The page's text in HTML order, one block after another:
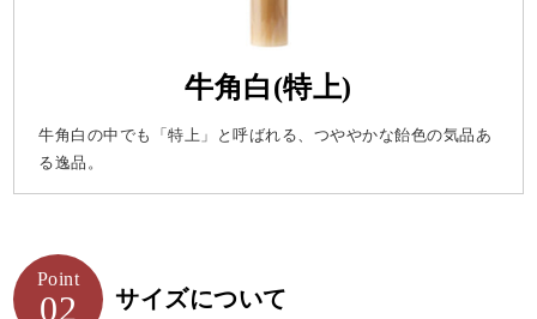
牛角白(特上)
牛角白の中でも「特上」と呼ばれる、つややかな飴色の気品あ
る逸品。
Point
02 サイズについて